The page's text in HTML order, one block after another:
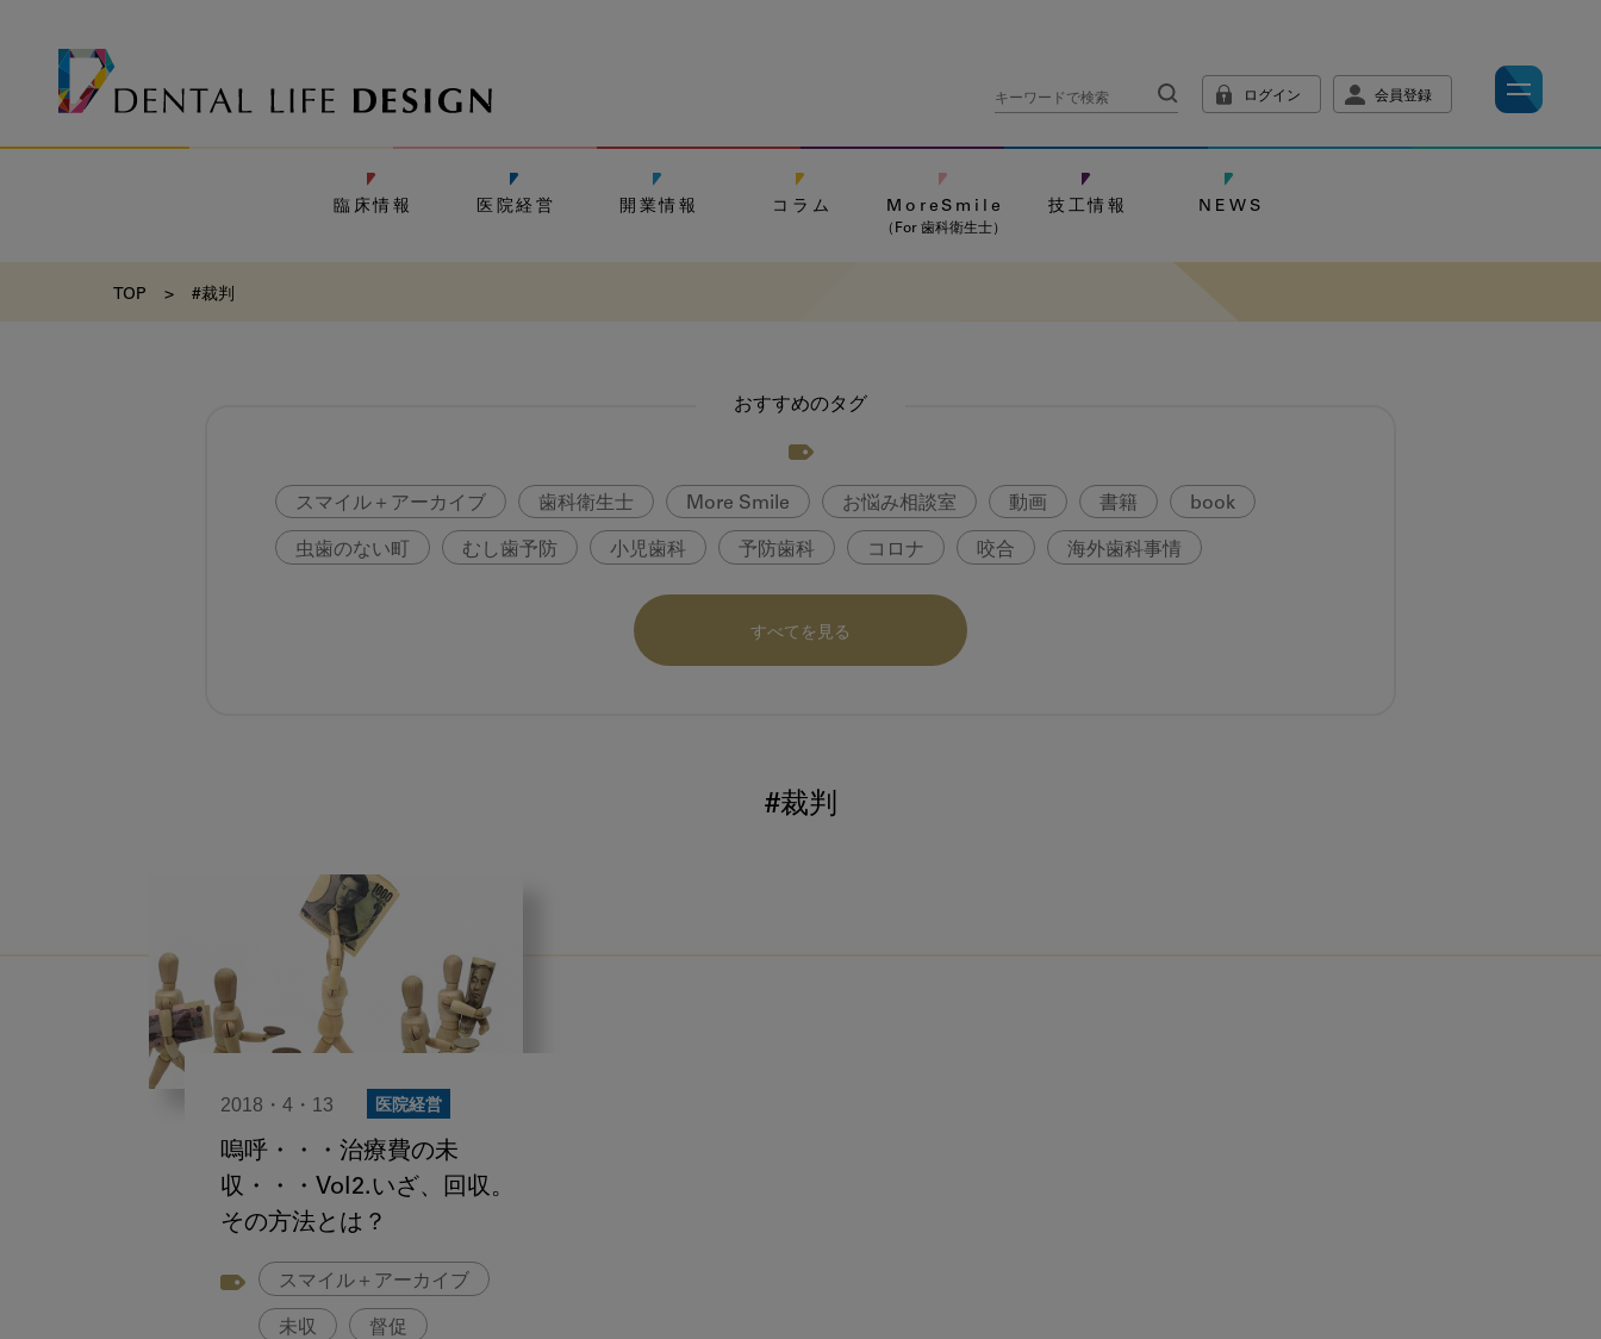
ログイン 会員登録
臨床情報 医院経営 開業情報 コラム MoreSmile
（For 歯科衛生士）
技工情報 NEWS
TOP > #裁判
おすすめのタグ
スマイル＋アーカイブ 歯科衛生士 More Smile お悩み相談室 動画 書籍 book
虫歯のない町 むし歯予防 小児歯科 予防歯科 コロナ 咬合 海外歯科事情
医科歯科連携 口腔機能発達不全症
感染予防 いま○○が知りたい
すべてを見る
#裁判
2018・4・13 医院経営
嗚呼・・・治療費の未
収・・・Vol2.いざ、回収。
その方法とは？
スマイル＋アーカイブ
未収 督促